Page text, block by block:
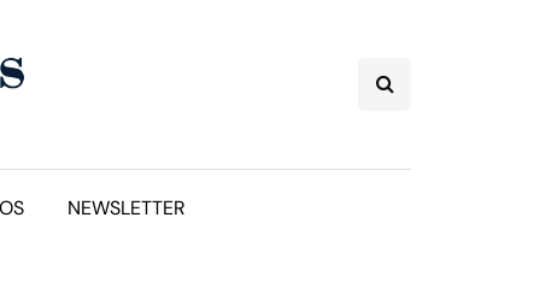
NEWSLETTER